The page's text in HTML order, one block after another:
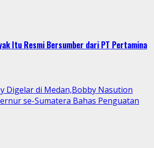
Itu Resmi Bersumber dari PT Pertamina
Digelar di Medan,Bobby Nasution
se-Sumatera Bahas Penguatan